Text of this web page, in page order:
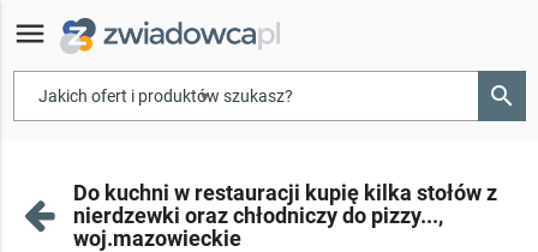
menu
▾ search
Do kuchni w restauracji kupię kilka stołów z
nierdzewki oraz chłodniczy do pizzy...,
woj.mazowieckie